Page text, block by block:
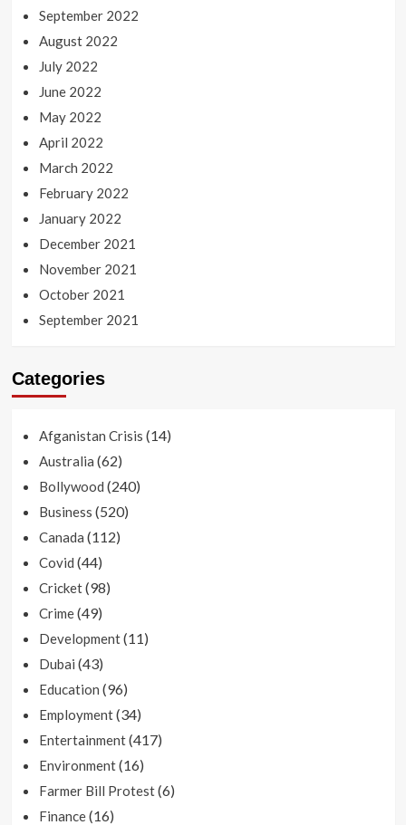
September 2022
August 2022
July 2022
June 2022
May 2022
April 2022
March 2022
February 2022
January 2022
December 2021
November 2021
October 2021
September 2021
Categories
Afganistan Crisis (14)
Australia (62)
Bollywood (240)
Business (520)
Canada (112)
Covid (44)
Cricket(98)
Crime(49)
Development(11)
Dubai (43)
Education (96)
Employment(34)
Entertainment(417)
Environment(16)
Farmer Bill Protest(6)
Finance(16)